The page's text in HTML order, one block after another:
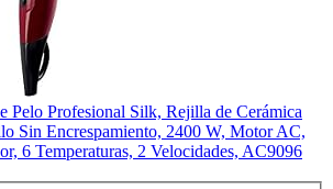
Pelo Profesional Silk, Rejilla de Cerámica
Sin Encrespamiento, 2400 W, Motor AC,
6 Temperaturas, 2 Velocidades, AC9096